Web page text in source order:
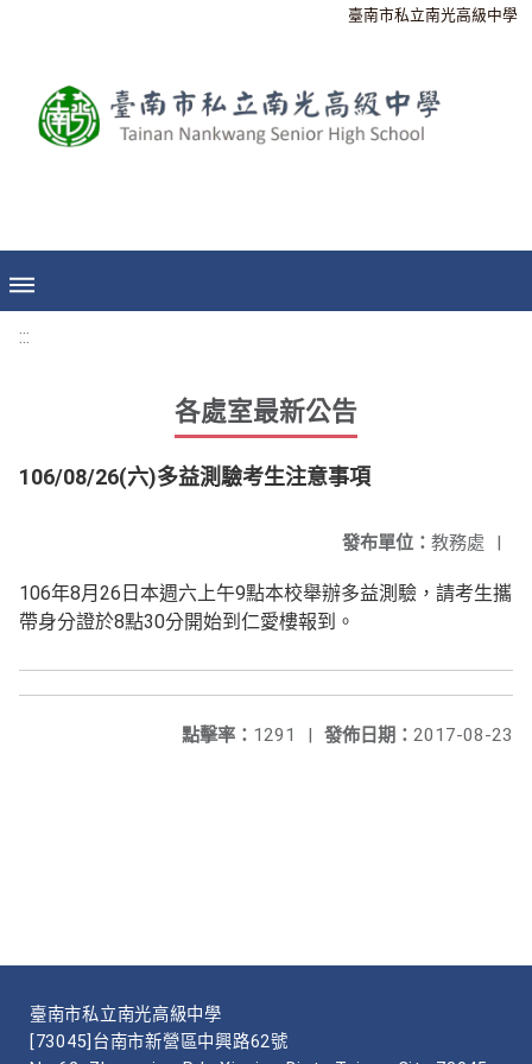
臺南市私立南光高級中學
:::
各處室最新公告
106/08/26(六)多益測驗考生注意事項
發布單位： 教務處 |
106年8月26日本週六上午9點本校舉辦多益測驗，請考生攜
帶身分證於8點30分開始到仁愛樓報到。
發佈日期： 2017-08-23
點擊率： 1291 |
臺南市私立南光高級中學
[73045]台南市新營區中興路62號